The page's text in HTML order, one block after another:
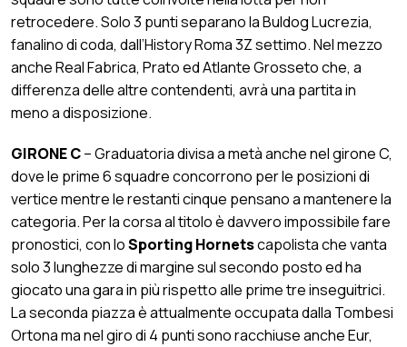
retrocedere. Solo 3 punti separano la Buldog Lucrezia,
fanalino di coda, dall’History Roma 3Z settimo. Nel mezzo
anche Real Fabrica, Prato ed Atlante Grosseto che, a
differenza delle altre contendenti, avrà una partita in
meno a disposizione.
GIRONE C– Graduatoria divisa a metà anche nel girone C,
dove le prime 6 squadre concorrono per le posizioni di
vertice mentre le restanti cinque pensano a mantenere la
categoria. Per la corsa al titolo è davvero impossibile fare
pronostici, con loSporting Hornetscapolista che vanta
solo 3 lunghezze di margine sul secondo posto ed ha
giocato una gara in più rispetto alle prime tre inseguitrici.
La seconda piazza è attualmente occupata dalla Tombesi
Ortona ma nel giro di 4 punti sono racchiuse anche Eur,